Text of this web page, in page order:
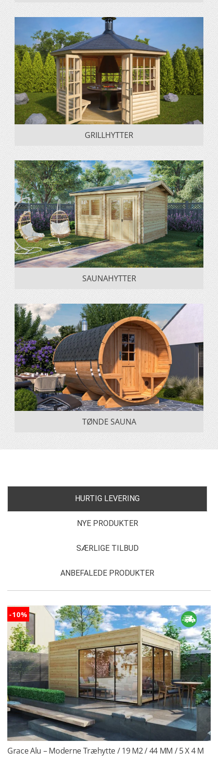
GRILLHYTTER
SAUNAHYTTER
TØNDE SAUNA
HURTIG LEVERING
NYE PRODUKTER
SÆRLIGE TILBUD
ANBEFALEDE PRODUKTER
-10%
Grace Alu – Moderne Træhytte / 19 M2 / 44 MM / 5 X 4 M